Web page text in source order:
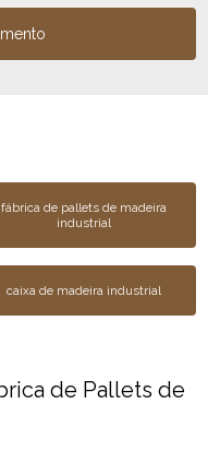
fábrica de pallets de madeira
industrial
caixa de madeira industrial
de Pallets de